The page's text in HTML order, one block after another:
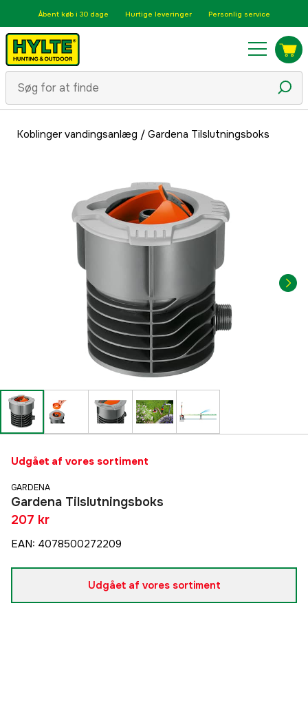
Åbent køb i 30 dage Hurtige leveringer Personlig service
Koblinger vandingsanlæg / Gardena Tilslutningsboks
Udgået af vores sortiment
GARDENA
Gardena Tilslutningsboks
207 kr
EAN: 4078500272209
Udgået af vores sortiment